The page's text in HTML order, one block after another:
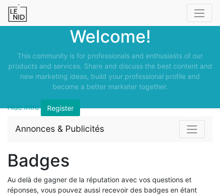
Welcome!
This community is for professionals and enthusiasts of our
products and services. Share and discuss the best content and
new marketing ideas, build your professional profile and
become a better marketer together.
Hide Intro Register
Annonces & Publicités
Badges
Au delà de gagner de la réputation avec vos questions et
réponses, vous pouvez aussi recevoir des badges en étant